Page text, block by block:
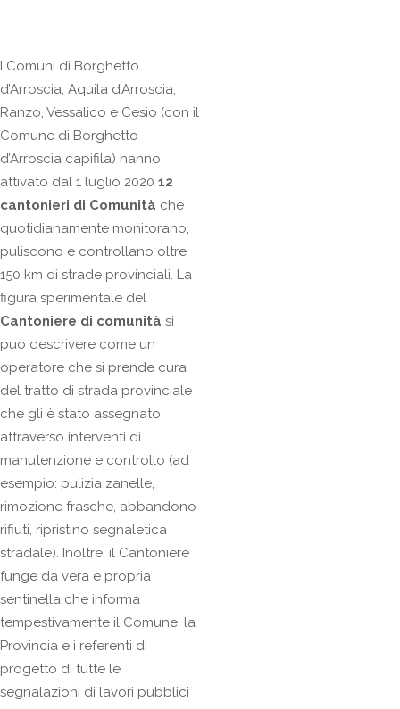
I Comuni di Borghetto
d’Arroscia, Aquila d’Arroscia,
Ranzo, Vessalico e Cesio (con il
Comune di Borghetto
d’Arroscia capifila) hanno
attivato dal 1 luglio 2020 12
cantonieri di Comunità che
quotidianamente monitorano,
puliscono e controllano oltre
150 km di strade provinciali. La
figura sperimentale del
Cantoniere di comunità si
può descrivere come un
operatore che si prende cura
del tratto di strada provinciale
che gli è stato assegnato
attraverso interventi di
manutenzione e controllo (ad
esempio: pulizia zanelle,
rimozione frasche, abbandono
rifiuti, ripristino segnaletica
stradale). Inoltre, il Cantoniere
funge da vera e propria
sentinella che informa
tempestivamente il Comune, la
Provincia e i referenti di
progetto di tutte le
segnalazioni di lavori pubblici